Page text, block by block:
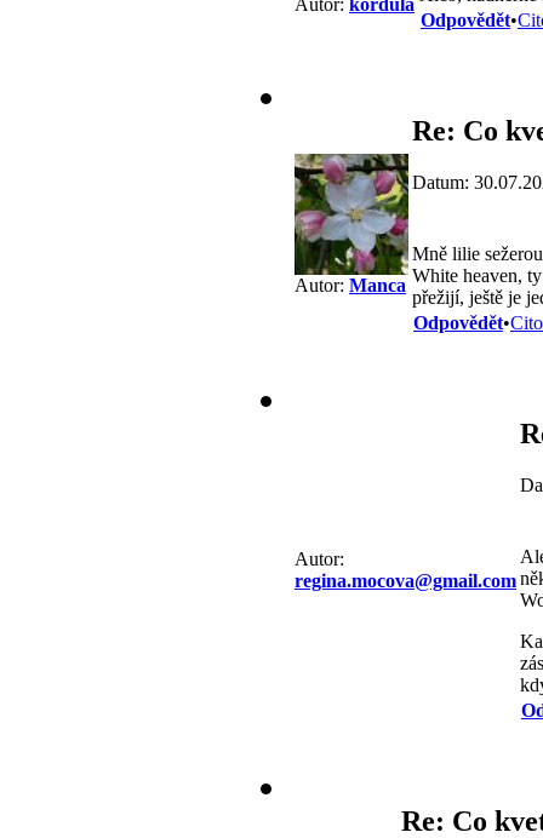
Odpovědět•
Autor: Manca
Re: Co
Datum:
Mně lilie
White heaven,
přežijí, ještě je
Odpovědět•
Autor:
regina.mocova@gmail.com
Re: Co